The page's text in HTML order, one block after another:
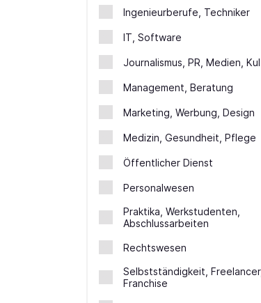
Ingenieurberufe, Techniker
IT, Software
Journalismus, PR, Medien,
Management, Beratung
Marketing, Werbung, Design
Medizin, Gesundheit, Pflege
Öffentlicher Dienst
Personalwesen
Praktika, Werkstudenten,
Abschlussarbeiten
Rechtswesen
Selbstständigkeit, Freelancer,
Franchise